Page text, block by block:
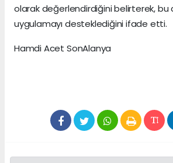
olarak değerlendirdiğini belirterek, bu
uygulamayı desteklediğini ifade etti.
Hamdi Acet SonAlanya